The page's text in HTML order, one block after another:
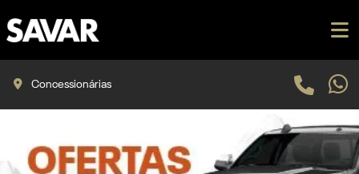
Concessionárias